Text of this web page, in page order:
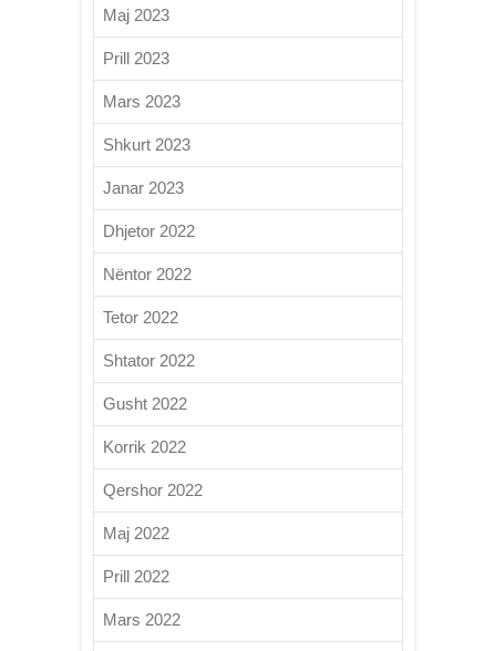
Maj 2023
Prill 2023
Mars 2023
Shkurt 2023
Janar 2023
Dhjetor 2022
Nëntor 2022
Tetor 2022
Shtator 2022
Gusht 2022
Korrik 2022
Qershor 2022
Maj 2022
Prill 2022
Mars 2022